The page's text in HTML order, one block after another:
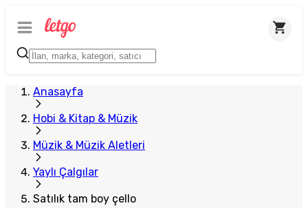
Anasayfa
Hobi & Kitap & Müzik
Müzik & Müzik Aletleri
Yaylı Çalgılar
Satılık tam boy çello